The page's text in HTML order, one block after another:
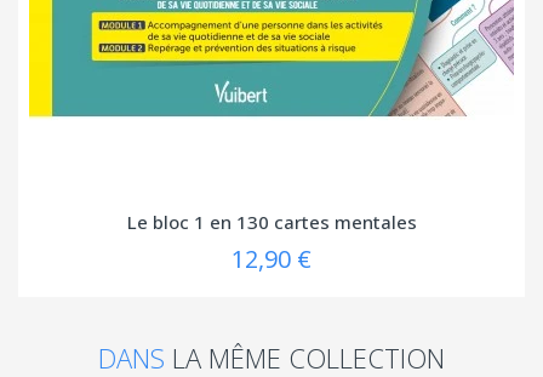
Le bloc 1 en 130 cartes mentales
12,90 €
DANS LA MÊME COLLECTION